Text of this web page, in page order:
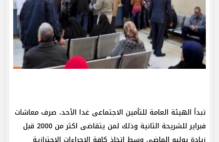
تبدأ الهيئة العامة للتأمين الاجتماعى غدا الأحد، صرف معاشات
فبراير للشريحة الثانية وذلك لمن يتقاضى اكثر من 2000 قبل